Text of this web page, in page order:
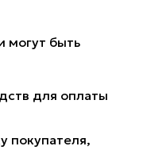
могут быть
для оплаты
покупателя,